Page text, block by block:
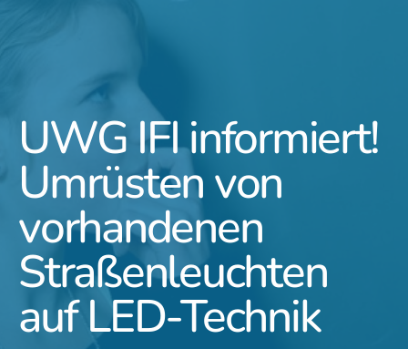
UWG IFI informiert!
Umrüsten von
vorhandenen
Straßenleuchten
auf LED-Technik